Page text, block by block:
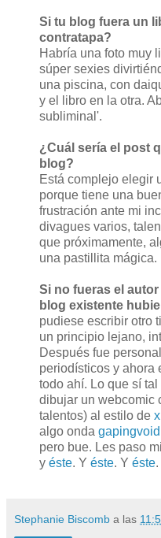
Si tu blog fuera un
contratapa?
Habría una foto muy
súper sexies
una piscina, con
y el libro en la otra.
subliminal'.
¿Cuál sería el post
blog?
Está complejo elegir
porque tiene una
frustración ante mi
divagues varios,
que próximamente,
una pastillita mágica.
Si no fueras el
blog existente
pudiese escribir otro
un principio lejano,
Después fue
periodísticos y ahora
todo ahí. Lo que sí
dibujar un webcomic
talentos) al estilo de
algo onda gapingvoid
pero bue. Les paso
y éste. Y éste. Y éste
Stephanie Biscomb a las